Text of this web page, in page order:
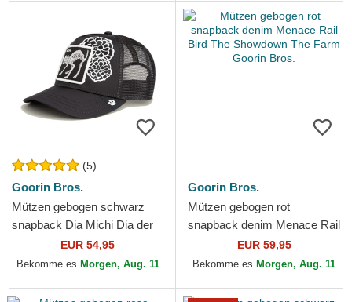
(5)
Goorin Bros.
Mützen gebogen schwarz
snapback Dia Michi Dia der
Los Muertos The Farm
Goorin Bros.
EUR 54,95
Bekomme es Morgen, Aug. 11
Goorin Bros.
Mützen gebogen rot
snapback denim Menace Rail
Bird The Showdown The
Farm Goorin Bros.
EUR 59,95
Bekomme es Morgen, Aug. 11